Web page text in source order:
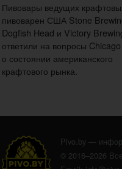
Пивовары ведущих
пивоварен США Stone
Dogfish Head и Victory
ответили на вопросы
о состоянии американского
крафтового рынка.
Pivo.by —
© 2016–2026